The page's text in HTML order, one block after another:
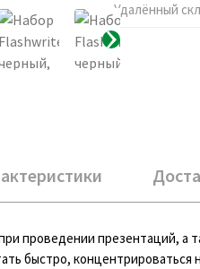
Удалённый
проведении презентаций,
быстро,